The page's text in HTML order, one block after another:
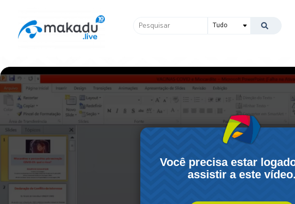
Pesquisar
Você precisa estar
assistir a este vídeo.